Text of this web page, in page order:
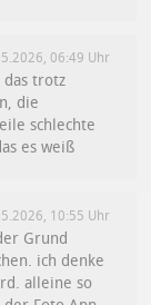
06:49 Uhr
das trotz
die
schlechte
es weiß
10:55 Uhr
Grund
ich denke
alleine so